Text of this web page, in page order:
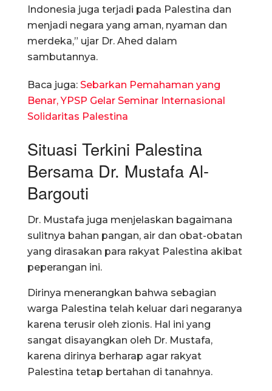
Indonesia juga terjadi pada Palestina dan
menjadi negara yang aman, nyaman dan
merdeka,” ujar Dr. Ahed dalam
sambutannya.
Baca juga: Sebarkan Pemahaman yang
Benar, YPSP Gelar Seminar Internasional
Solidaritas Palestina
Situasi Terkini Palestina
Bersama Dr. Mustafa Al-
Bargouti
Dr. Mustafa juga menjelaskan bagaimana
sulitnya bahan pangan, air dan obat-obatan
yang dirasakan para rakyat Palestina akibat
peperangan ini.
Dirinya menerangkan bahwa sebagian
warga Palestina telah keluar dari negaranya
karena terusir oleh zionis. Hal ini yang
sangat disayangkan oleh Dr. Mustafa,
karena dirinya berharap agar rakyat
Palestina tetap bertahan di tanahnya.